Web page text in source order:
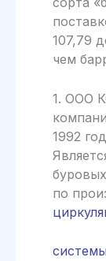
107,79
чем
1. ООО
1992
по